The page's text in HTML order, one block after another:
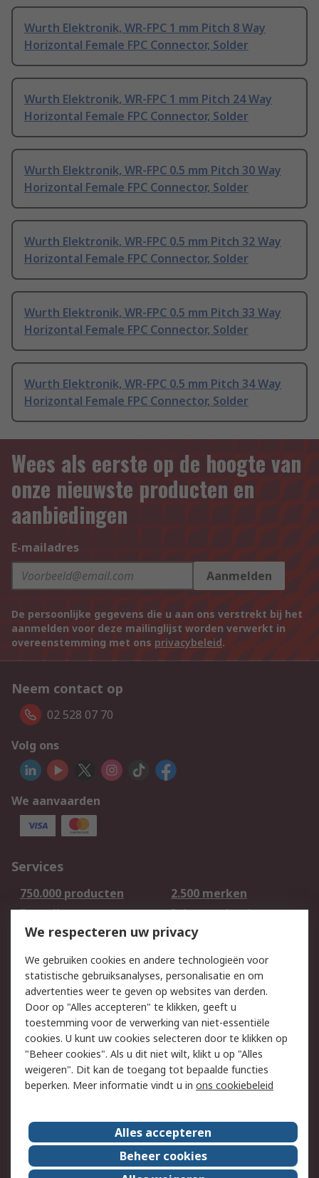
Wurth Elektronik, WR-FPC 1 mm Pitch 8 Way
Horizontal Female FPC Connector, Solder
Wurth Elektronik, WR-FPC 1 mm Pitch 24 Way
Horizontal Female FPC Connector, Solder
Wurth Elektronik, WR-FPC 0.5 mm Pitch 30 Way
Horizontal Female FPC Connector, Solder
Wurth Elektronik, WR-FPC 0.5 mm Pitch 32 Way
Horizontal Female FPC Connector, Solder
Wurth Elektronik, WR-FPC 0.5 mm Pitch 33 Way
Horizontal Female FPC Connector, Solder
Wurth Elektronik, WR-FPC 0.5 mm Pitch 34 Way
Horizontal Female FPC Connector, Solder
Wees als eerste op de hoogte van
onze nieuwste producten en
aanbiedingen
E-mailadres
Aanmelden
De persoonlijke gegevens die u aan ons verstrekt bij het
aanmelden voor deze mailinglijst worden verwerkt in
overeenstemming met ons privacybeleid.
Neem contact op
02 528 07 70
Volg ons
We aanvaarden
Services
750.000 producten
2.500 merken
Bestellen
Inkoopoplossingen
Retouren
Technisch advies
Track & Trace
Wettelijk
Cookiebeleid
Email veiligheid
Privacybeleid -
Bijgewerkt
Websitevoorwaarden
Algemene
verkoopvoorwaarden
Over RS
RS Group
Over ons
RS wereldwijd
Werken bij RS
We respecteren uw privacy
We gebruiken cookies en andere technologieën voor
statistische gebruiksanalyses, personalisatie en om
advertenties weer te geven op websites van derden.
Door op "Alles accepteren" te klikken, geeft u
toestemming voor de verwerking van niet-essentiële
cookies. U kunt uw cookies selecteren door te klikken op
"Beheer cookies". Als u dit niet wilt, klikt u op "Alles
weigeren". Dit kan de toegang tot bepaalde functies
beperken. Meer informatie vindt u in ons cookiebeleid
Alles accepteren
Beheer cookies